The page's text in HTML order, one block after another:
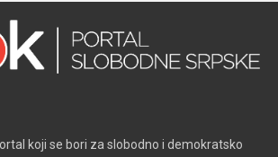
koji se bori za slobodno i demokratsko